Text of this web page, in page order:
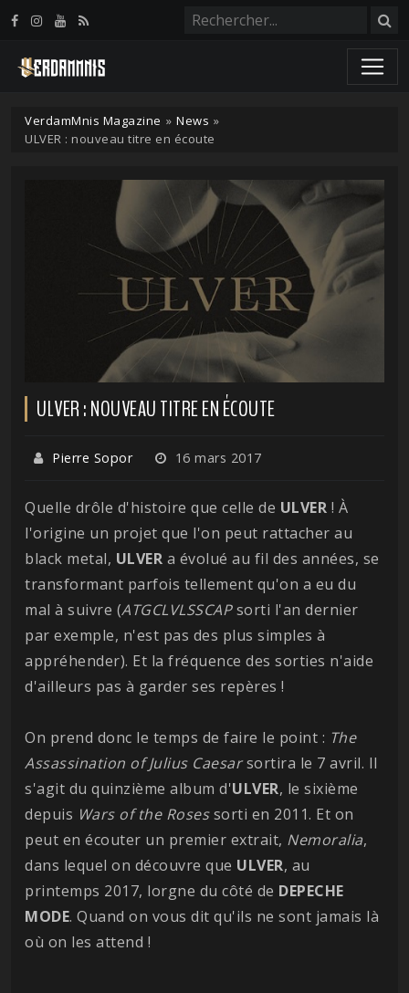
VerdamMnis Magazine » News »
ULVER : nouveau titre en écoute
ULVER : NOUVEAU TITRE EN ÉCOUTE
Pierre Sopor 16 mars 2017
Quelle drôle d'histoire que celle de ULVER ! À
l'origine un projet que l'on peut rattacher au
black metal, ULVER a évolué au fil des années, se
transformant parfois tellement qu'on a eu du
mal à suivre (ATGCLVLSSCAPsorti l'an dernier
par exemple, n'est pas des plus simples à
appréhender). Et la fréquence des sorties n'aide
d'ailleurs pas à garder ses repères !
On prend donc le temps de faire le point : The
Assassination of Julius Caesarsortira le 7 avril. Il
s'agit du quinzième album d'ULVER, le sixième
depuis Wars of the Rosessorti en 2011. Et on
peut en écouter un premier extrait, Nemoralia,
dans lequel on découvre que ULVER, au
printemps 2017, lorgne du côté de DEPECHE
MODE. Quand on vous dit qu'ils ne sont jamais là
où on les attend !
Panneau de gestion des cookies